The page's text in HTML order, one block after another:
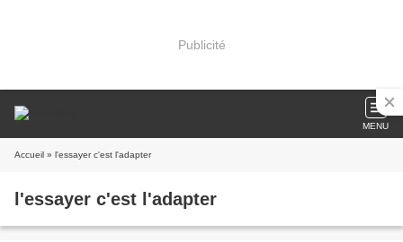
Publicité
MENU
Accueil » l'essayer c'est l'adapter
l'essayer c'est l'adapter